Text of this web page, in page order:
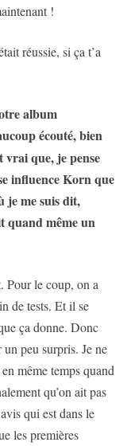
!
réussie, si ça t’a
album
écouté, bien
vrai que, je pense
influence Korn que
je me suis dit,
quand même un
Pour le coup, on a
de tests. Et il se
ça donne. Donc
un peu surpris. Je ne
même temps quand
qu’on ait pas
qui est dans le
les premières